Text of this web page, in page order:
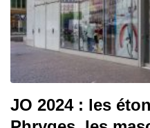
JO 2024 : les